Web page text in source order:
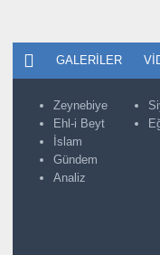
GALERILER
Zeynebiye
Ehl-i Beyt
İslam
Gündem
Analiz